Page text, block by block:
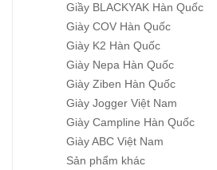
Giầy BLACKYAK Hàn Quốc
Giày COV Hàn Quốc
Giày K2 Hàn Quốc
Giày Nepa Hàn Quốc
Giày Ziben Hàn Quốc
Giày Jogger Việt Nam
Giày Campline Hàn Quốc
Giày ABC Việt Nam
Sản phẩm khác